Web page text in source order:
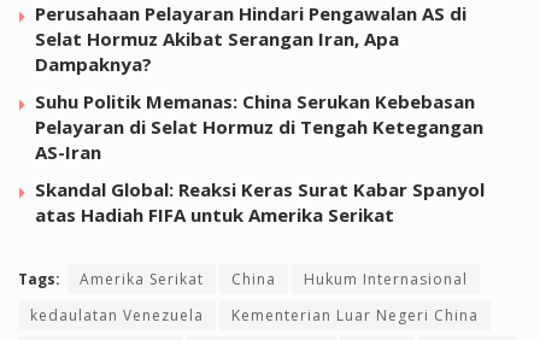
Perusahaan Pelayaran Hindari Pengawalan AS di
Selat Hormuz Akibat Serangan Iran, Apa
Dampaknya?
Suhu Politik Memanas: China Serukan Kebebasan
Pelayaran di Selat Hormuz di Tengah Ketegangan
AS-Iran
Skandal Global: Reaksi Keras Surat Kabar Spanyol
atas Hadiah FIFA untuk Amerika Serikat
Tags: Amerika Serikat China
Hukum Internasional
kedaulatan Venezuela
Kementerian Luar Negeri China